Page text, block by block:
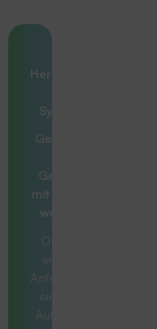
Herausforderung
Systemlösung
Gemeinsam zur
Gesamtlösung
mit
weiterdenken
Ob es sich um
eine konkrete
Anforderung oder
eine komplexe
Aufgabe handelt